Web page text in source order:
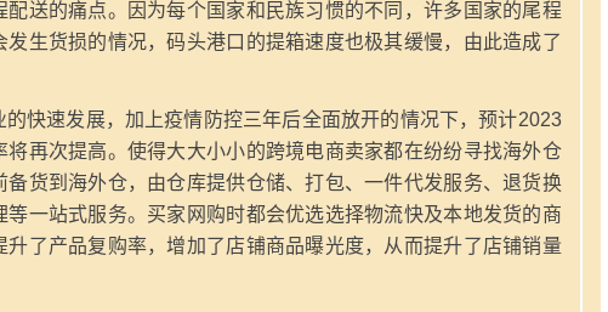
配送的痛点。因为每个国家和民族习惯的不同，许多国家的尾程
发生货损的情况，码头港口的提箱速度也极其缓慢，由此造成了
的快速发展，加上疫情防控三年后全面放开的情况下，预计2023
再次提高。使得大大小小的跨境电商卖家都在纷纷寻找海外仓
货到海外仓，由仓库提供仓储、打包、一件代发服务、退货换
一站式服务。买家网购时都会优选选择物流快及本地发货的商
升了产品复购率，增加了店铺商品曝光度，从而提升了店铺销量